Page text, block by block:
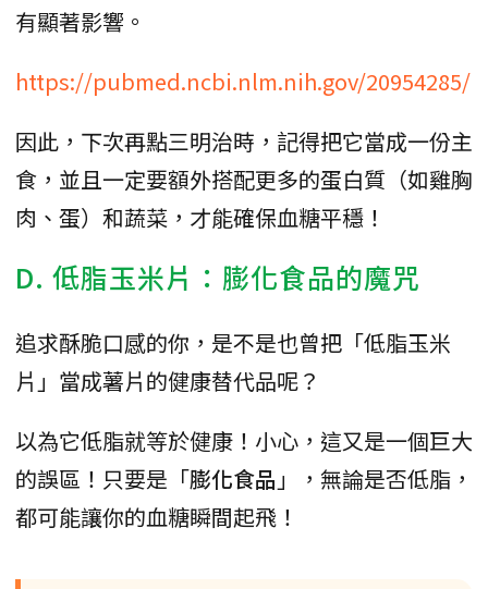
有顯著影響。
https://pubmed.ncbi.nlm.nih.gov/20954285/
因此，下次再點三明治時，記得把它當成一份主
食，並且一定要額外搭配更多的蛋白質（如雞胸
肉、蛋）和蔬菜，才能確保血糖平穩！
D. 低脂玉米片：膨化食品的魔咒
追求酥脆口感的你，是不是也曾把「低脂玉米
片」當成薯片的健康替代品呢？
以為它低脂就等於健康！小心，這又是一個巨大
的誤區！只要是「膨化食品 」，無論是否低脂，
都可能讓你的血糖瞬間起飛！